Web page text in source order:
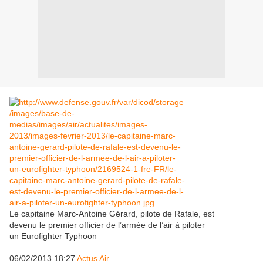
Le capitaine Marc-Antoine Gérard, pilote de Rafale, est
devenu le premier officier de l’armée de l’air à piloter
un Eurofighter Typhoon
06/02/2013 18:27 Actus Air